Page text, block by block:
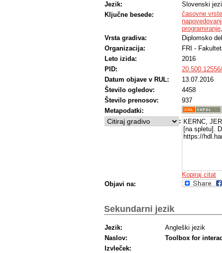
kavzalnost med vrstami. Razvili smo
periodogramu, korelogramu in v
modela VAR in ARIMA. Izdelek smo
Jezik:
Slovenski
Ključne besede:
časovne vrste
programiranje
Vrsta gradiva:
Diplomsko
Organizacija:
FRI -
Leto izida:
2016
PID:
Datum objave v RUL:
13.07.2016
Število ogledov:
4458
Število prenosov:
937
Metapodatki:
: KERNC,
[na spletu].
https://
Kopiraj citat
Objavi na:
Sekundarni jezik
Jezik:
Angleški jezik
Naslov:
Toolbox for
Izvleček: